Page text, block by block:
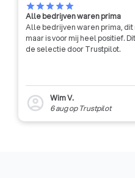
starstarstarstarstar
Alle bedrijven waren prima
Alle bedrijven waren prima,
maar is voor mij heel positief.
de selectie door Trustpilot.
account_circle
Wim V.
6 augop Trustpilot